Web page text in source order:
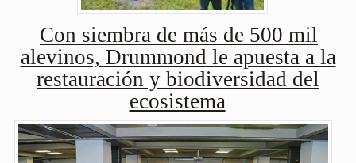
Con siembra de más de 500 mil
alevinos, Drummond le apuesta a la
restauración y biodiversidad del
ecosistema